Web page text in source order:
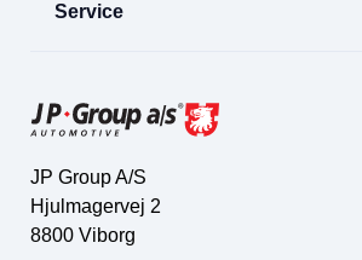
Service
JP Group A/S
Hjulmagervej 2
8800 Viborg